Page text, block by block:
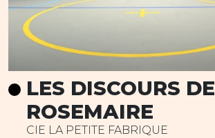
LES DISCOURS DE
ROSEMAIRE
CIE LA PETITE FABRIQUE